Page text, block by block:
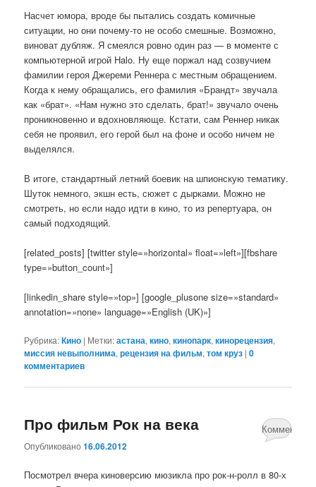
Насчет юмора, вроде бы пытались создать комичные
ситуации, но они почему-то не особо смешные. Возможно,
виноват дубляж. Я смеялся ровно один раз — в моменте с
компьютерной игрой Halo. Ну еще поржал над созвучием
фамилии героя Джереми Реннера с местным обращением.
Когда к нему обращались, его фамилия «Брандт» звучала
как «брат». «Нам нужно это сделать, брат!» звучало очень
проникновенно и вдохновляюще. Кстати, сам Реннер никак
себя не проявил, его герой был на фоне и особо ничем не
выделялся.
В итоге, стандартный летний боевик на шпионскую тематику.
Шуток немного, экшн есть, сюжет с дырками. Можно не
смотреть, но если надо идти в кино, то из репертуара, он
самый подходящий.
[related_posts] [twitter style=»horizontal» float=»left»][fbshare
type=»button_count»]
[linkedin_share style=»top»] [google_plusone size=»standard»
annotation=»none» language=»English (UK)»]
Рубрика:Кино | Метки:астана,кино,кинопарк,кинорецензия,
миссия невыполнима,рецензия на фильм,том круз |0
комментариев
Про фильм Рок на века
Опубликовано16.06.2012
Посмотрел вчера киноверсию мюзикла про рок-н-ролл в 80-х